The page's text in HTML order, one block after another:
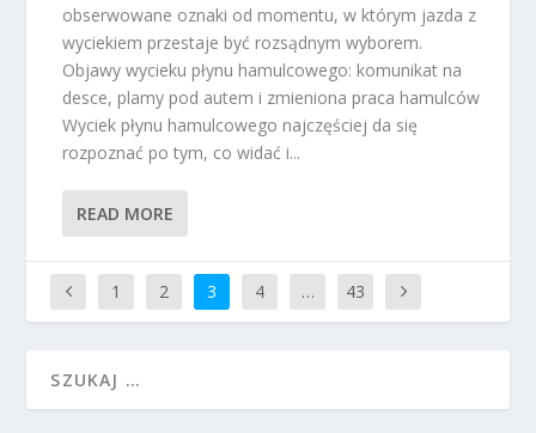
obserwowane oznaki od momentu, w którym jazda z
wyciekiem przestaje być rozsądnym wyborem.
Objawy wycieku płynu hamulcowego: komunikat na
desce, plamy pod autem i zmieniona praca hamulców
Wyciek płynu hamulcowego najczęściej da się
rozpoznać po tym, co widać i...
READ MORE
1 2 3 4 … 43